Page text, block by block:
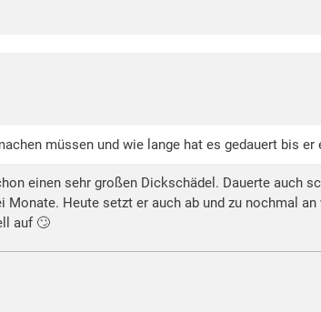
müssen und wie lange hat es gedauert bis
einen sehr großen Dickschädel. Dauerte auch
Heute setzt er auch ab und zu nochmal
auf 🙄